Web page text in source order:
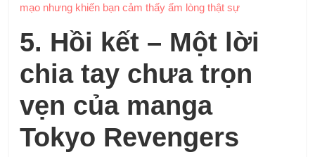
mạo nhưng khiến bạn cảm thấy ấm lòng thật sự
5. Hồi kết – Một lời
chia tay chưa trọn
vẹn của manga
Tokyo Revengers